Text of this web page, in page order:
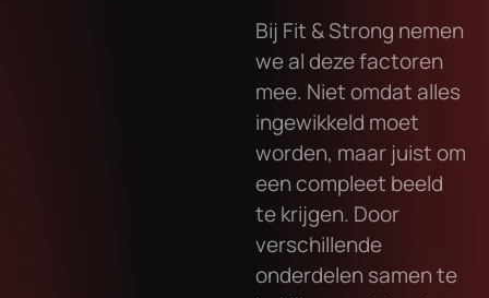
Bij Fit & Strong nemen
we al deze factoren
mee. Niet omdat alles
ingewikkeld moet
worden, maar juist om
een compleet beeld
te krijgen. Door
verschillende
onderdelen samen te